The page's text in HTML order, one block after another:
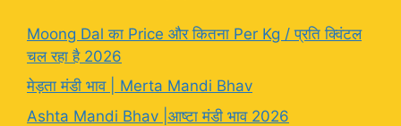
Moong Dal का Price और कितना Per Kg / प्रति क्विंटल
चल रहा है 2026
मेड़ता मंडी भाव | Merta Mandi Bhav
Ashta Mandi Bhav |आष्टा मंडी भाव 2026